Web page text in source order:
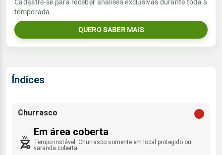
Umidade do ar
77% 100%
Rajada de vento
Sol
07:01h às 18:00h
Lua
0.0mm
Umidade do ar
E - 16km/h
Rajada de vento
Sol
Cadastre-se para receber análises exclusivas durante toda a
temporada.
QUERO SABER MAIS
Índices
Churrasco
Em área coberta
Tempo instável. Churrasco somente em local protegido ou
varanda coberta.